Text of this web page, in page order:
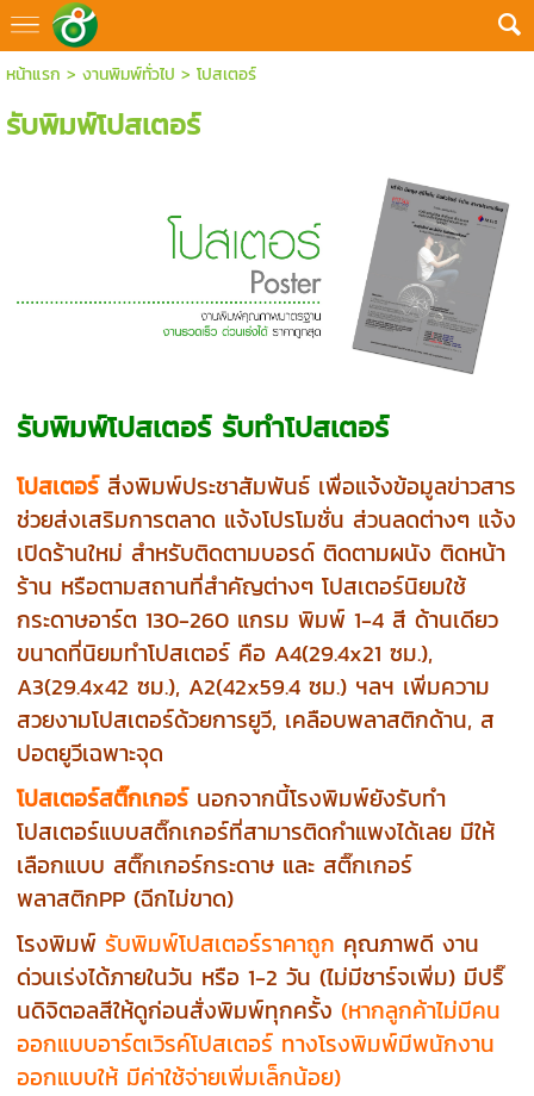
หน้าแรก > งานพิมพ์ทั่วไป > โปสเตอร์
รับพิมพ์โปสเตอร์
รับพิมพ์โปสเตอร์ รับทำโปสเตอร์
โปสเตอร์สิ่งพิมพ์ประชาสัมพันธ์ เพื่อแจ้งข้อมูลข่าวสาร
ช่วยส่งเสริมการตลาด แจ้งโปรโมชั่น ส่วนลดต่างๆ แจ้ง
เปิดร้านใหม่ สำหรับติดตามบอรด์ ติดตามผนัง ติดหน้า
ร้าน หรือตามสถานที่สำคัญต่างๆ โปสเตอร์นิยมใช้
กระดาษอาร์ต 130-260 แกรม พิมพ์ 1-4 สี ด้านเดียว
ขนาดที่นิยมทำโปสเตอร์ คือ A4(29.4x21 ซม.),
A3(29.4x42 ซม.), A2(42x59.4 ซม.) ฯลฯ เพิ่มความ
สวยงามโปสเตอร์ด้วยการยูวี, เคลือบพลาสติกด้าน, ส
ปอตยูวีเฉพาะจุด
โปสเตอร์สติ๊กเกอร์ นอกจากนี้โรงพิมพ์ยังรับทำ
โปสเตอร์แบบสติ๊กเกอร์ที่สามารติดกำแพงได้เลย มีให้
เลือกแบบ สติ๊กเกอร์กระดาษ และ สติ๊กเกอร์
พลาสติกPP (ฉีกไม่ขาด)
โรงพิมพ์รับพิมพ์โปสเตอร์ราคาถูก คุณภาพดี งาน
ด่วนเร่งได้ภายในวัน หรือ 1-2 วัน (ไม่มีชาร์จเพิ่ม) มีปริ๊
นดิจิตอลสีให้ดูก่อนสั่งพิมพ์ทุกครั้ง(หากลูกค้าไม่มีคน
ออกแบบอาร์ตเวิรค์โปสเตอร์ ทางโรงพิมพ์มีพนักงาน
ออกแบบให้ มีค่าใช้จ่ายเพิ่มเล็กน้อย)